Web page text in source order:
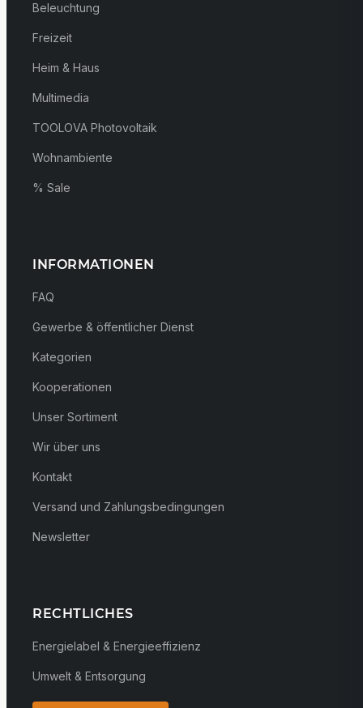
Beleuchtung
Freizeit
Heim & Haus
Multimedia
TOOLOVA Photovoltaik
Wohnambiente
% Sale
INFORMATIONEN
FAQ
Gewerbe & öffentlicher Dienst
Kategorien
Kooperationen
Unser Sortiment
Wir über uns
Kontakt
Versand und Zahlungsbedingungen
Newsletter
RECHTLICHES
Energielabel & Energieeffizienz
Umwelt & Entsorgung